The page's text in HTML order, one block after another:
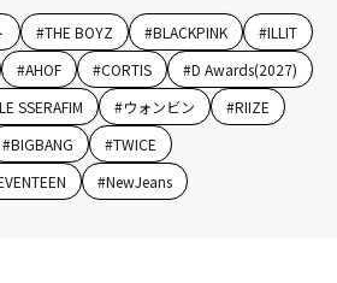
#THE BOYZ #BLACKPINK #ILLIT
#AHOF #CORTIS #D Awards(2027)
LE SSERAFIM #ウォンビン #RIIZE
#BIGBANG #TWICE
#NewJeans